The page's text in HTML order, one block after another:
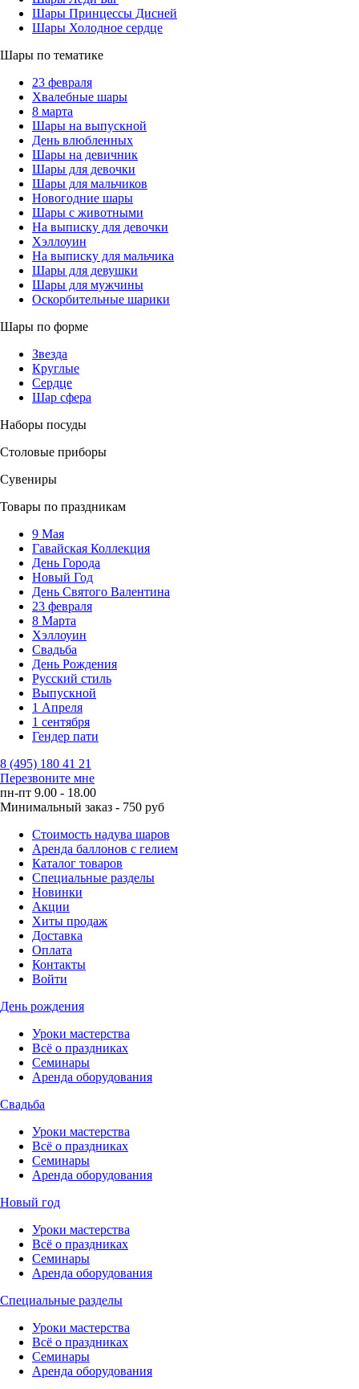
Шары Принцессы Дисней
Шары Холодное сердце
Шары по тематике
23 февраля
Хвалебные шары
8 марта
Шары на выпускной
День влюбленных
Шары на девичник
Шары для девочки
Шары для мальчиков
Новогодние шары
Шары с животными
На выписку для девочки
Хэллоуин
На выписку для мальчика
Шары для девушки
Шары для мужчины
Оскорбительные шарики
Шары по форме
Звезда
Круглые
Сердце
Шар сфера
Наборы посуды
Столовые приборы
Сувениры
Товары по праздникам
9 Мая
Гавайская Коллекция
День Города
Новый Год
День Святого Валентина
23 февраля
8 Марта
Хэллоуин
Свадьба
День Рождения
Русский стиль
Выпускной
1 Апреля
1 сентября
Гендер пати
8 (495) 180 41 21
Перезвоните мне
пн-пт 9.00 - 18.00
Минимальный заказ - 750 руб
Стоимость надува шаров
Аренда баллонов с гелием
Каталог товаров
Специальные разделы
Новинки
Акции
Хиты продаж
Доставка
Оплата
Контакты
Войти
День рождения
Уроки мастерства
Всё о праздниках
Семинары
Аренда оборудования
Свадьба
Уроки мастерства
Всё о праздниках
Семинары
Аренда оборудования
Новый год
Уроки мастерства
Всё о праздниках
Семинары
Аренда оборудования
Специальные разделы
Уроки мастерства
Всё о праздниках
Семинары
Аренда оборудования